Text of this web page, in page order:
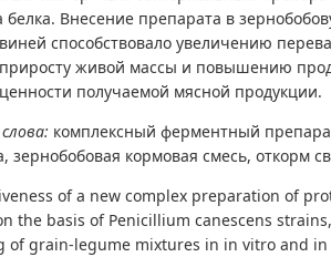
белка. Внесение препарата в
способствовало увеличению
живой массы и повышению
получаемой мясной продукции.
комплексный ферментный
зернобобовая кормовая смесь, откорм
of a new complex preparation of
the basis of Penicillium canescens
of grain-legume mixtures in in vitro and